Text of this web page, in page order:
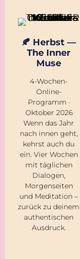
🍂 Herbst —
The Inner
Muse
4-Wochen-
Online-
Programm ·
Oktober 2026
Wenn das Jahr
nach innen geht,
kehrst auch du
ein. Vier Wochen
mit täglichen
Dialogen,
Morgenseiten
und Meditation –
zurück zu deinem
authentischen
Ausdruck.